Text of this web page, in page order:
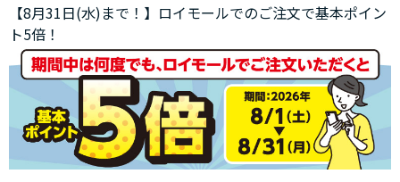
【8月31日(水)まで！】ロイモールでのご注文で基本ポイン
ト5倍！